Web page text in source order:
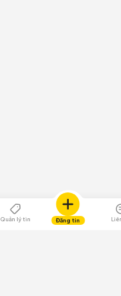
Quản lý tin Đăng tin